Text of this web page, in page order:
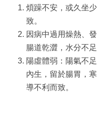
煩躁不安，或久坐
致。
因病中過用燥熱、
腸道乾澀，水分不
陽虛體弱：陽氣不
內生，留於腸胃，
導不利而致。